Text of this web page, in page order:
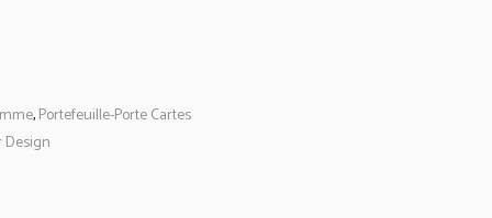
,Portefeuille-Porte Cartes
Design